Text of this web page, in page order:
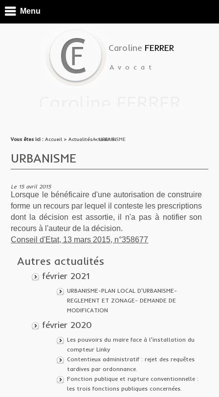
Vous êtes ici : Accueil > ActualitésActualités
Vous êtes ici : Accueil >Actualités> URBANISME
URBANISME
Le 15 avril 2015
Lorsque le bénéficaire d'une autorisation de construire
forme un recours par lequel il conteste les prescriptions
dont la décision est assortie, il n'a pas à notifier son
recours à l'auteur de la décision.
Conseil d'Etat, 13 mars 2015, n°358677
Autres actualités
février 2021
URBANISME-PLAN LOCAL D'URBANISME-
REGLEMENT ET ZONAGE- DEMANDE DE
MODIFICATION
février 2020
Les pouvoirs du maire face à l'installation du
compteur Linky
Contentieux administratif : rejet des requêtes
tardives par ordonnance.
Fonction publique et rupture conventionnelle :
les trois fonctions publiques concernées.
Menu
Caroline FERRER
Avocat